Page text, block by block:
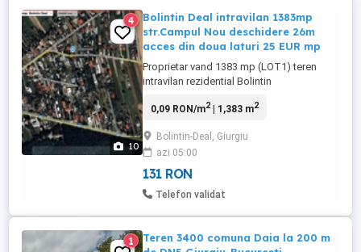
10
4
Bolintin Deal intravilan 1383mp
str.Campul Nou deschidere 26m
acces din doua laturi 25 EUR mp
Proprietar vand 1383 mp (LOT1) teren
intravilan rezidential Bolintin
nou (DJ601 intrare dinspre Ciorogarla,
18Km de Bucuresti şi 2km de nodul
Ciorogarla A0-DJ601), plus cota indiviza 1
2 la parcela alaturata de 532mp (LOT ...
0,09 RON/m2| 1,383 m2
Bolintin-Deal, Giurgiu
azi 05:00
131 RON
Telefon validat
1
Teren 3400 comuna Daia la 200 m